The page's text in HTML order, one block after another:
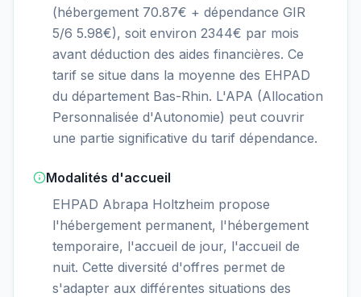
(hébergement 70.87€ + dépendance GIR
5/6 5.98€), soit environ 2344€ par mois
avant déduction des aides financières. Ce
tarif se situe dans la moyenne des EHPAD
du département Bas-Rhin. L'APA (Allocation
Personnalisée d'Autonomie) peut couvrir
une partie significative du tarif dépendance.
Modalités d'accueil
EHPAD Abrapa Holtzheim propose
l'hébergement permanent, l'hébergement
temporaire, l'accueil de jour, l'accueil de
nuit. Cette diversité d'offres permet de
s'adapter aux différentes situations des